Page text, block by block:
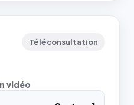
Téléconsultation
vidéo